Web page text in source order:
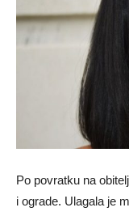
Po povratku na
i ograde. Ulagala je